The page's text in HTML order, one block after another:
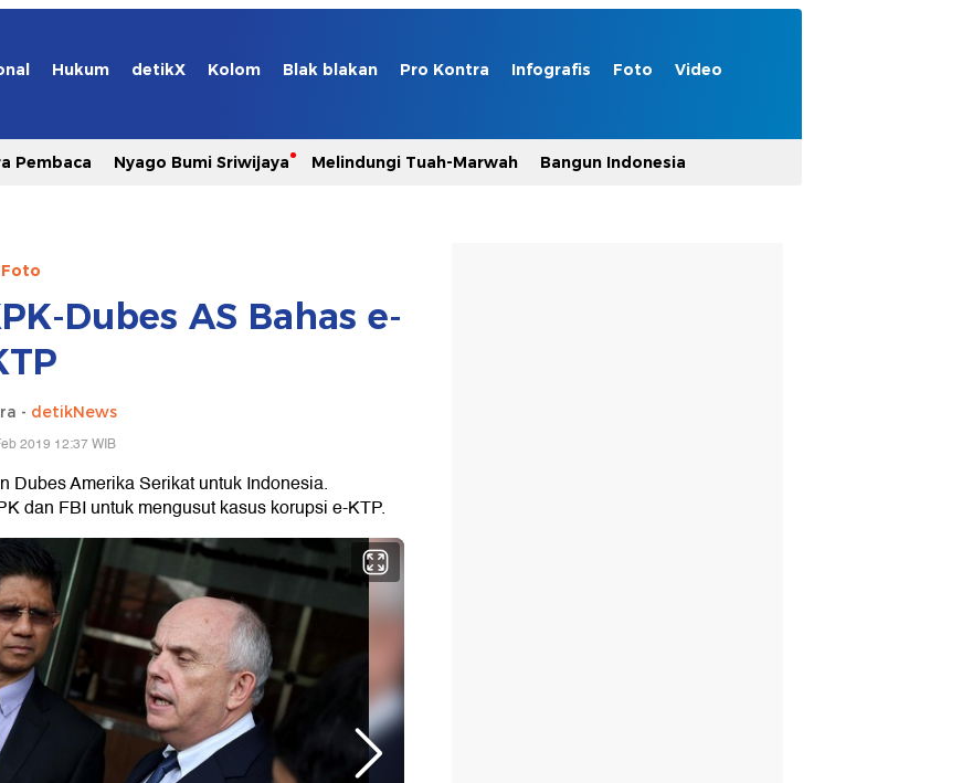
Hukum detikX Kolom Blak blakan Pro Kontra Infografis Foto Video
Pembaca Nyago Bumi Sriwijaya Melindungi Tuah-Marwah Bangun Indonesia
Foto
Dubes AS Bahas e-
- detikNews
2019 12:37 WIB
Dubes Amerika Serikat untuk Indonesia.
dan FBI untuk mengusut kasus korupsi e-KTP.